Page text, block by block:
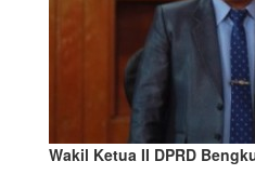
Wakil Ketua II DPRD